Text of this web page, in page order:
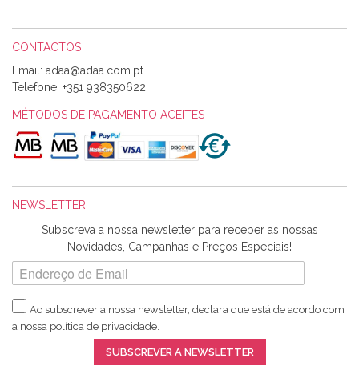
Alexandra Morais
Olá boa Noite. Os meus tecidos chegaram hoje. Muito
obrigada pelo miminho que dá um jeitaço pras minhas linhas
de bordar e não sei o que pões nos tecidos, mas que cheiram
maravilhosamente ... cheiram! :) Muito Obrigada.
Harita a minha encomenda já chegou. :) Muito obrigada pela
rapidez no envio, pela qualidade dos materiais que me
enviaste e pela simpatia de sempre. :)
Catarina Amaro
5 estrelas. Gosto muito do serviço. A Harita Chotalal é muito
CONTACTOS
Email:
Telefone: +351 938350622
MÉTODOS DE PAGAMENTO ACEITES
NEWSLETTER
Subscreva a nossa newsletter para receber as nossas
Novidades, Campanhas e Preços Especiais!
Ao subscrever a nossa newsletter, declara que está de acordo com
a nossa política de privacidade.
SUBSCREVER A NEWSLETTER